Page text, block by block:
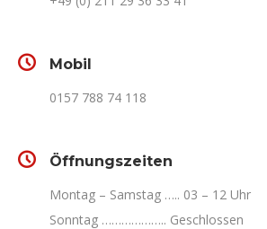
Mobil
0157 788 74 118
Öffnungszeiten
Montag – Samstag ….. 03 – 12 Uhr
Sonntag ……………….. Geschlossen